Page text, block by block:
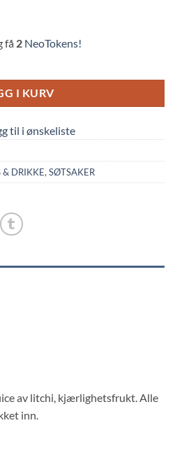
få 2 NeoTokens!
I KURV
til i ønskeliste
& DRIKKE, SØTSAKER
av litchi, kjærlighetsfrukt. Alle
inn.